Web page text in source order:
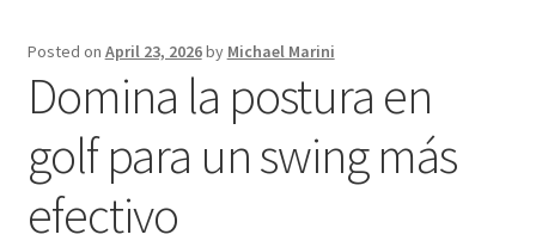
My Account
Cart
Contact
Posted on April 23, 2026by Michael Marini
Domina la postura en
golf para un swing más
efectivo